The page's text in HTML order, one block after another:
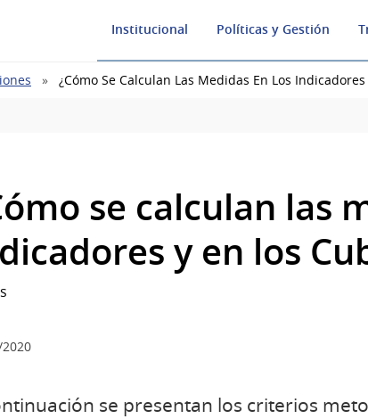
Institucional Políticas y Gestión
¿Cómo Se Calculan Las Medidas En Los Indicadores
se calculan las
y en los
se presentan los criterios